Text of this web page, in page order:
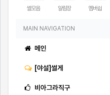
썰모음 알림장 멤버쉽
MAIN NAVIGATION
메인
[야설]썰게
비아그라직구